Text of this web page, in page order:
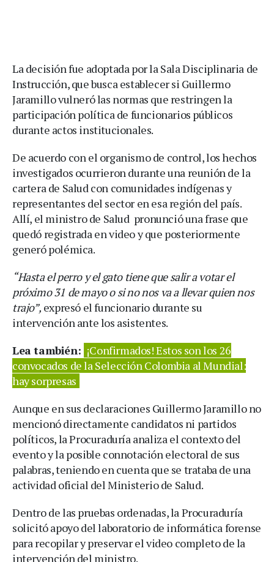
La decisión fue adoptada por la Sala Disciplinaria de
Instrucción, que busca establecer si Guillermo
Jaramillo vulneró las normas que restringen la
participación política de funcionarios públicos
durante actos institucionales.
De acuerdo con el organismo de control, los hechos
investigados ocurrieron durante una reunión de la
cartera de Salud con comunidades indígenas y
representantes del sector en esa región del país.
Allí, el ministro de Salud pronunció una frase que
quedó registrada en video y que posteriormente
generó polémica.
“Hasta el perro y el gato tiene que salir a votar el
próximo 31 de mayo o si no nos va a llevar quien nos
trajo”, expresó el funcionario durante su
intervención ante los asistentes.
Lea también: ¡Confirmados! Estos son los 26
convocados de la Selección Colombia al Mundial:
hay sorpresas
Aunque en sus declaraciones Guillermo Jaramillo no
mencionó directamente candidatos ni partidos
políticos, la Procuraduría analiza el contexto del
evento y la posible connotación electoral de sus
palabras, teniendo en cuenta que se trataba de una
actividad oficial del Ministerio de Salud.
Dentro de las pruebas ordenadas, la Procuraduría
solicitó apoyo del laboratorio de informática forense
para recopilar y preservar el video completo de la
intervención del ministro.